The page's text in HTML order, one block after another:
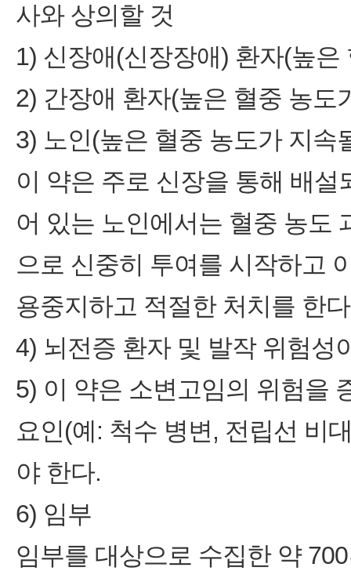
사와 상의할 것
1) 신장애(신장장애) 환자(높
2) 간장애 환자(높은 혈중 농도
3) 노인(높은 혈중 농도가 지속
이 약은 주로 신장을 통해 배
어 있는 노인에서는 혈중 농도
으로 신중히 투여를 시작하고
용중지하고 적절한 처치를 한
4) 뇌전증 환자 및 발작 위험성
5) 이 약은 소변고임의 위험을
요인(예: 척수 병변, 전립선 비
야 한다.
6) 임부
임부를 대상으로 수집한 약